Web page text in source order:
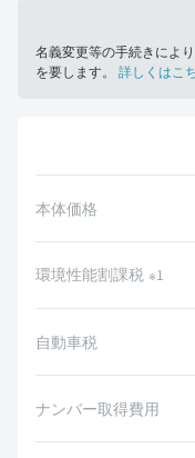
名義変更等の手続きによ
を要します。 詳しくはこ
本体価格
環境性能割課税 ※1
自動車税
ナンバー取得費用